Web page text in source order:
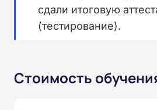
сдали итоговую
(тестирование).
Стоимость